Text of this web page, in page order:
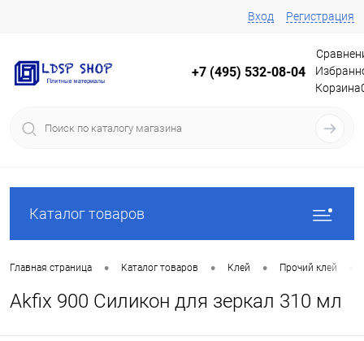
Вход Регистрация
+7 (495) 532-08-04
Корзина
Каталог товаров
Главная страница • Каталог товаров • Клей • Прочий клей
Akfix 900 Силикон для зеркал 310 мл